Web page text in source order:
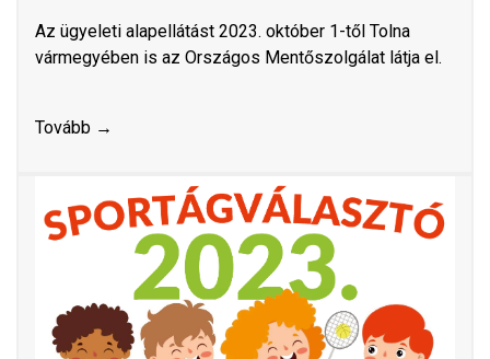
Az ügyeleti alapellátást 2023. október 1-től Tolna
vármegyében is az Országos Mentőszolgálat látja el.
Tovább →